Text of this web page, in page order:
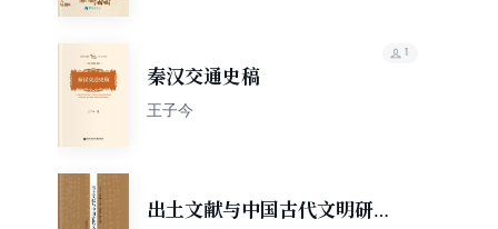
秦汉交通史稿
王子今
1
出土文献与中国古代文明研究